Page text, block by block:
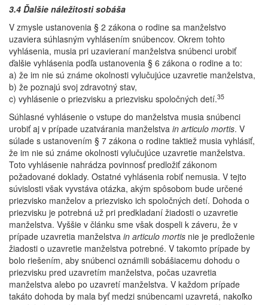
3.4 Ďalšie náležitosti sobáša
V zmysle ustanovenia § 2 zákona o rodine sa manželstvo
uzaviera súhlasným vyhlásením snúbencov. Okrem tohto
vyhlásenia, musia pri uzavieraní manželstva snúbenci urobiť
ďalšie vyhlásenia podľa ustanovenia § 6 zákona o rodine a to:
a) že im nie sú známe okolnosti vylučujúce uzavretie manželstva,
b) že poznajú svoj zdravotný stav,
c) vyhlásenie o priezvisku a priezvisku spoločných detí.35
Súhlasné vyhlásenie o vstupe do manželstva musia snúbenci
urobiť aj v prípade uzatvárania manželstva in articulo mortis. V
súlade s ustanovením § 7 zákona o rodine taktiež musia vyhlásiť,
že im nie sú známe okolnosti vylučujúce uzavretie manželstva.
Toto vyhlásenie nahrádza povinnosť predložiť zákonom
požadované doklady. Ostatné vyhlásenia robiť nemusia. V tejto
súvislosti však vyvstáva otázka, akým spôsobom bude určené
priezvisko manželov a priezvisko ich spoločných detí. Dohoda o
priezvisku je potrebná už pri predkladaní žiadosti o uzavretie
manželstva. Vyššie v článku sme však dospeli k záveru, že v
prípade uzavretia manželstva in articulo mortis nie je predloženie
žiadosti o uzavretie manželstva potrebné. V takomto prípade by
bolo riešením, aby snúbenci oznámili sobášiacemu dohodu o
priezvisku pred uzavretím manželstva, počas uzavretia
manželstva alebo po uzavretí manželstva. V každom prípade
takáto dohoda by mala byť medzi snúbencami uzavretá, nakoľko